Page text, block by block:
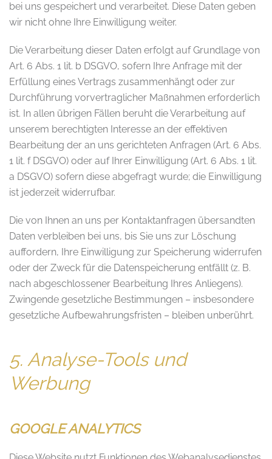
bei uns gespeichert und verarbeitet. Diese Daten geben
wir nicht ohne Ihre Einwilligung weiter.
Die Verarbeitung dieser Daten erfolgt auf Grundlage von
Art. 6 Abs. 1 lit. b DSGVO, sofern Ihre Anfrage mit der
Erfüllung eines Vertrags zusammenhängt oder zur
Durchführung vorvertraglicher Maßnahmen erforderlich
ist. In allen übrigen Fällen beruht die Verarbeitung auf
unserem berechtigten Interesse an der effektiven
Bearbeitung der an uns gerichteten Anfragen (Art. 6 Abs.
1 lit. f DSGVO) oder auf Ihrer Einwilligung (Art. 6 Abs. 1 lit.
a DSGVO) sofern diese abgefragt wurde; die Einwilligung
ist jederzeit widerrufbar.
Die von Ihnen an uns per Kontaktanfragen übersandten
Daten verbleiben bei uns, bis Sie uns zur Löschung
auffordern, Ihre Einwilligung zur Speicherung widerrufen
oder der Zweck für die Datenspeicherung entfällt (z. B.
nach abgeschlossener Bearbeitung Ihres Anliegens).
Zwingende gesetzliche Bestimmungen – insbesondere
gesetzliche Aufbewahrungsfristen – bleiben unberührt.
5. Analyse-Tools und
Werbung
GOOGLE ANALYTICS